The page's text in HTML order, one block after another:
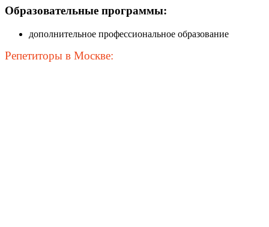
Образовательные программы:
дополнительное профессиональное образование
Репетиторы в Москве: